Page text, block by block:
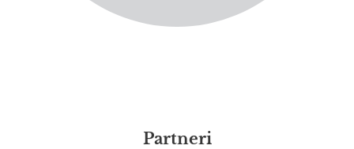
Partneri